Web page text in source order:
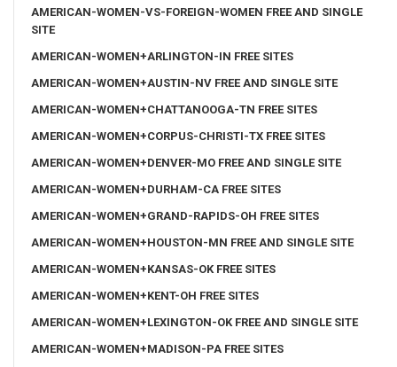
AMERICAN-WOMEN-VS-FOREIGN-WOMEN FREE AND SINGLE
SITE
AMERICAN-WOMEN+ARLINGTON-IN FREE SITES
AMERICAN-WOMEN+AUSTIN-NV FREE AND SINGLE SITE
AMERICAN-WOMEN+CHATTANOOGA-TN FREE SITES
AMERICAN-WOMEN+CORPUS-CHRISTI-TX FREE SITES
AMERICAN-WOMEN+DENVER-MO FREE AND SINGLE SITE
AMERICAN-WOMEN+DURHAM-CA FREE SITES
AMERICAN-WOMEN+GRAND-RAPIDS-OH FREE SITES
AMERICAN-WOMEN+HOUSTON-MN FREE AND SINGLE SITE
AMERICAN-WOMEN+KANSAS-OK FREE SITES
AMERICAN-WOMEN+KENT-OH FREE SITES
AMERICAN-WOMEN+LEXINGTON-OK FREE AND SINGLE SITE
AMERICAN-WOMEN+MADISON-PA FREE SITES